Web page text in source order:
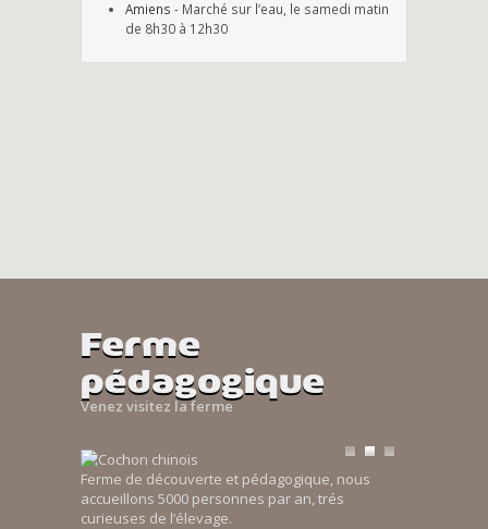
Amiens - Marché sur l’eau, le samedi matin
de 8h30 à 12h30
Ferme
pédagogique
Venez visitez la ferme
Ferme de découverte et pédagogique, nous
accueillons 5000 personnes par an, trés
curieuses de l’élevage.